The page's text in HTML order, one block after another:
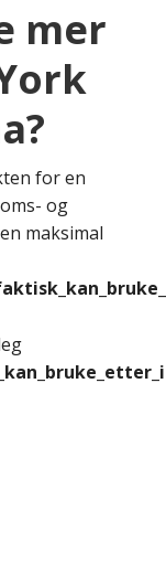
mer
for en
og
maksimal